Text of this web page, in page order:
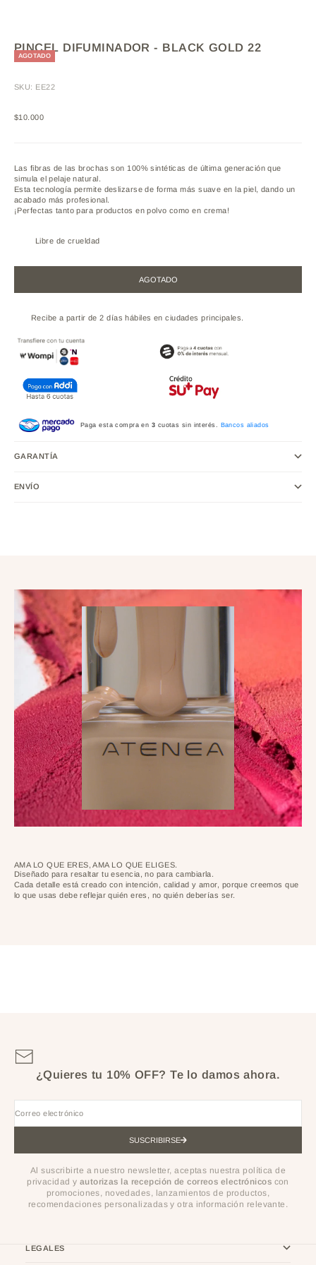
PINCEL DIFUMINADOR - BLACK GOLD 22
AGOTADO
SKU: EE22
Precio de oferta
$10.000
Las fibras de las brochas son 100% sintéticas de última generación que
simula el pelaje natural.
Esta tecnología permite deslizarse de forma más suave en la piel, dando un
acabado más profesional.
¡Perfectas tanto para productos en polvo como en crema!
Libre de crueldad
AGOTADO
Recibe a partir de 2 días hábiles en ciudades principales.
Paga esta compra en 3 cuotas sin interés. Bancos aliados
GARANTÍA
ENVÍO
AMA LO QUE ERES, AMA LO QUE ELIGES.
Diseñado para resaltar tu esencia, no para cambiarla.
Cada detalle está creado con intención, calidad y amor, porque creemos que
lo que usas debe reflejar quién eres, no quién deberías ser.
¿Quieres tu 10% OFF? Te lo damos ahora.
Correo electrónico
SUSCRIBIRSE
Al suscribirte a nuestro newsletter, aceptas nuestra política de
privacidad y autorizas la recepción de correos electrónicos con
promociones, novedades, lanzamientos de productos,
recomendaciones personalizadas y otra información relevante.
LEGALES